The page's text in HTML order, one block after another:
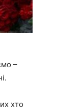
–
хто